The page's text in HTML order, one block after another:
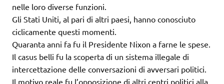
nelle loro diverse funzioni.
Gli Stati Uniti, al pari di altri paesi, hanno conosciuto
ciclicamente questi momenti.
Quaranta anni fa fu il Presidente Nixon a farne le spese.
Il casus belli fu la scoperta di un sistema illegale di
intercettazione delle conversazioni di avversari politici.
Il motivo reale fu l’opposizione di altri centri politici alla